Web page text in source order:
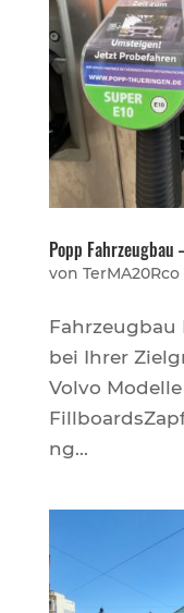
Popp
von TerMA20Rco
bei Ihrer
Volvo
ng...